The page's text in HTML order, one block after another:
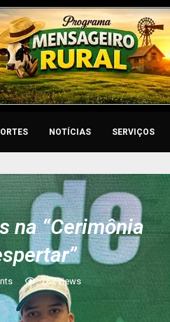
NOTÍCIAS SERVIÇOS
na “Cerimônia
252views